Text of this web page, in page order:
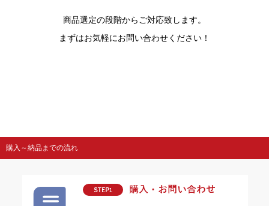
商品選定の段階からご対応致します。
まずはお気軽にお問い合わせください！
購入～納品までの流れ